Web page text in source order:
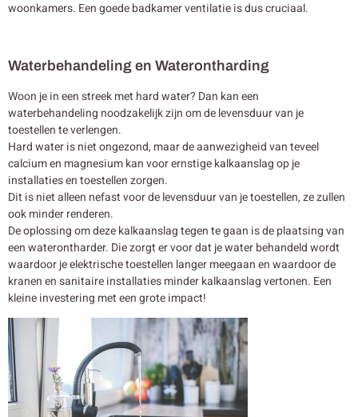
woonkamers. Een goede badkamer ventilatie is dus cruciaal.
Waterbehandeling en Waterontharding
Woon je in een streek met hard water? Dan kan een
waterbehandeling noodzakelijk zijn om de levensduur van je
toestellen te verlengen.
Hard water is niet ongezond, maar de aanwezigheid van teveel
calcium en magnesium kan voor ernstige kalkaanslag op je
installaties en toestellen zorgen.
Dit is niet alleen nefast voor de levensduur van je toestellen, ze zullen
ook minder renderen.
De oplossing om deze kalkaanslag tegen te gaan is de plaatsing van
een waterontharder. Die zorgt er voor dat je water behandeld wordt
waardoor je elektrische toestellen langer meegaan en waardoor de
kranen en sanitaire installaties minder kalkaanslag vertonen. Een
kleine investering met een grote impact!